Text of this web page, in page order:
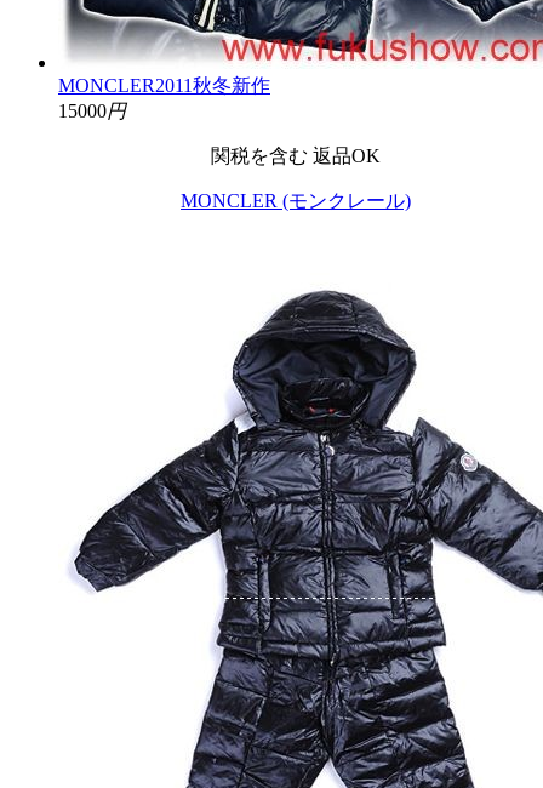
MONCLER2011秋冬新作
15000円
関税を含む 返品OK
MONCLER (モンクレール)